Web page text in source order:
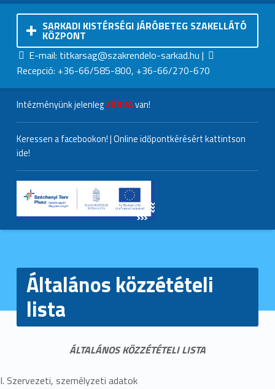
SARKADI KISTÉRSÉGI JÁRÓBETEG SZAKELLÁTÓ
KÖZPONT
Sarkadi Kistérségi Járóbeteg Szakellátó Központ
E-mail: titkarsag@szakrendelo-sarkad.hu
Kapcsolatfelvétel
|
Hívjon minket
Recepció: +36-66/585-800, +36-66/270-670
Intézményünk jelenlegZÁRVAvan!
Keressen a facebookon!|Online időpontkérésért kattintson
ide!
Általános közzétételi
lista
ÁLTALÁNOS KÖZZÉTÉTELI LISTA
I. Szervezeti, személyzeti adatok